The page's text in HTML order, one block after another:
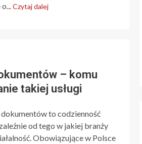
Czytaj dalej
– komu
takiej usługi
to codzienność
od tego w jakiej branży
Obowiązujące w Polsce